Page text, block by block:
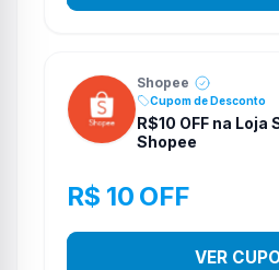
Shopee
Cupom de Desconto
R$10 OFF na
Shopee
R$ 10 OFF
VER